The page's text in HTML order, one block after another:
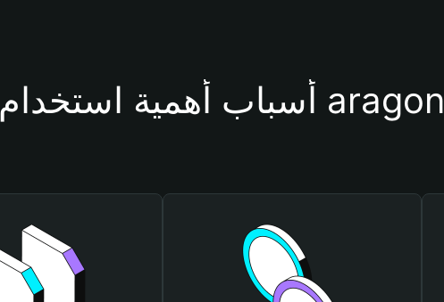
أسباب أهمية استخدام محفظة aragon